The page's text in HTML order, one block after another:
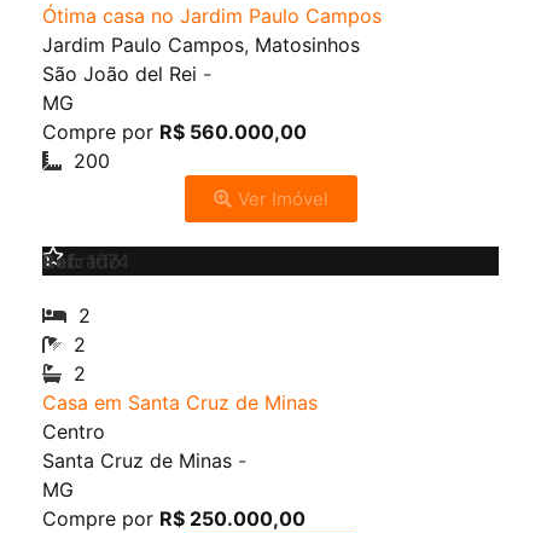
Ótima casa no Jardim Paulo Campos
Jardim Paulo Campos, Matosinhos
São João del Rei -
MG
Compre por R$ 560.000,00
200
Ver Imóvel
Venda
Sobrado
Ref:1074
2
2
2
Casa em Santa Cruz de Minas
Centro
Santa Cruz de Minas -
MG
Compre por R$ 250.000,00